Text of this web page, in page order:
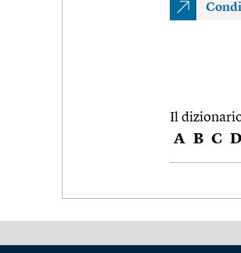
Il
A B C D